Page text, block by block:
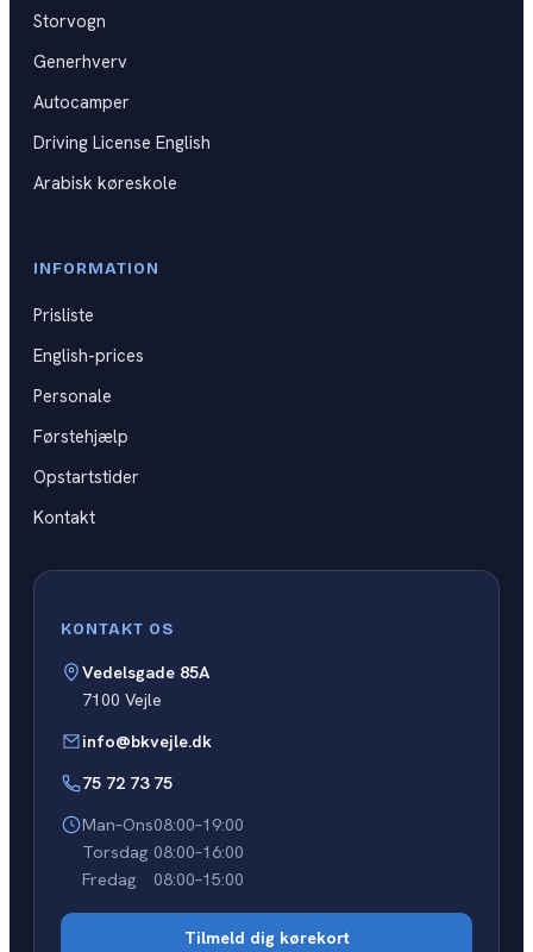
Kat C
Kat CE
Kat D
Generhverv
Spørgsmål til praktisk prøve
Videoguides til køreprøven
Storvogn
Generhverv
Autocamper
Driving License English
Arabisk køreskole
INFORMATION
Prisliste
English-prices
Personale
Førstehjælp
Opstartstider
Kontakt
KONTAKT OS
Vedelsgade 85A
7100 Vejle
info@bkvejle.dk
75 72 73 75
Man–Ons08:00–19:00
Torsdag 08:00–16:00
Fredag
08:00–15:00
Tilmeld dig kørekort